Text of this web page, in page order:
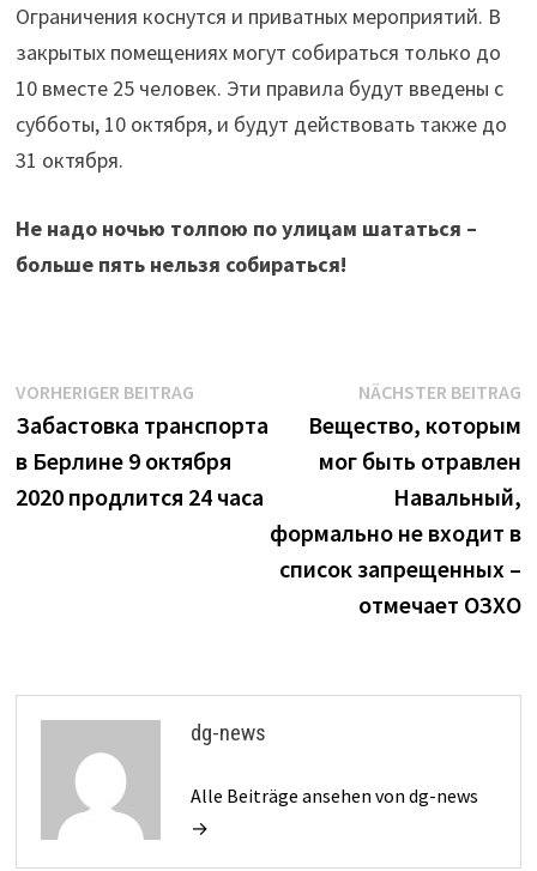
Ограничения коснутся и приватных мероприятий. В
закрытых помещениях могут собираться только до
10 вместе 25 человек. Эти правила будут введены с
субботы, 10 октября, и будут действовать также до
31 октября.
Не надо ночью толпою по улицам шататься –
больше пять нельзя собираться!
Beitrags-
Navigation
VORHERIGER BEITRAGVorheriger
Beitrag:
Забастовка транспорта
в Берлине 9 октября
2020 продлится 24 часа
NÄCHSTER BEITRAG
Вещество, которым
мог быть отравлен
Навальный,
формально не входит в
список запрещенных –
отмечает ОЗХО
dg-news
Alle Beiträge ansehen von dg-news
→